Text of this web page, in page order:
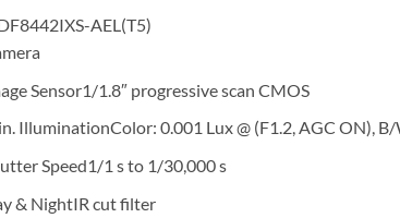
AEL(T5)
Sensor1/1.8″ progressive scan CMOS
IlluminationColor: 0.001 Lux @ (F1.2, AGC ON),
Speed1/1 s to 1/30,000 s
& NightIR cut filter